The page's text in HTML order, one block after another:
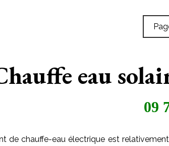
eau
09
de chauffe-eau électrique est